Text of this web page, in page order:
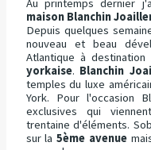
Au printemps dernier
maison Blanchin
Depuis quelques
nouveau et beau
Atlantique à destination
yorkaise. Blanchin
temples du luxe
York. Pour l'occasion
exclusives qui
trentaine d'éléments.
sur la5ème avenue